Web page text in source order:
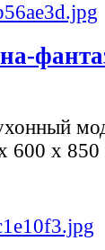
600 x